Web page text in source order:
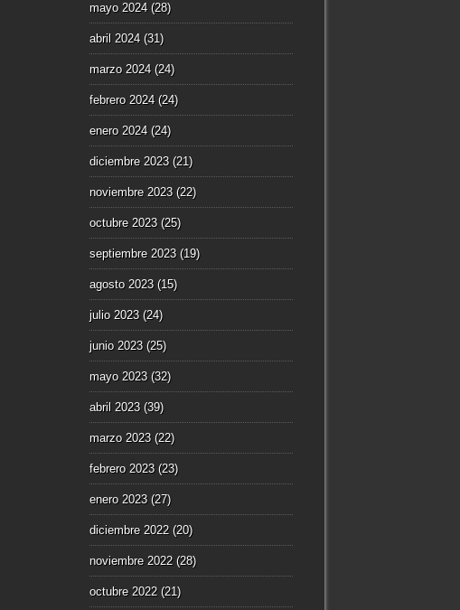
mayo 2024(28)
abril 2024(31)
marzo 2024(24)
febrero 2024(24)
enero 2024(24)
diciembre 2023(21)
noviembre 2023(22)
octubre 2023(25)
septiembre 2023(19)
agosto 2023(15)
julio 2023(24)
junio 2023(25)
mayo 2023(32)
abril 2023(39)
marzo 2023(22)
febrero 2023(23)
enero 2023(27)
diciembre 2022 (20)
noviembre 2022 (28)
octubre 2022 (21)